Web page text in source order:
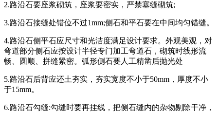
2.路沿石要座浆砌筑，座浆要密实，严禁塞缝砌筑;
3.路沿石接缝处错位不过1mm;侧石和平石要在中间均匀错缝。
4.路沿石侧平石应尺寸和光洁度满足设计要求。外观美观，对
弯道部分侧石应按设计半径专门加工弯道石，砌筑时线形流
畅、圆顺、拼缝紧密。弧形侧石要人工精凿后抛光处
5.路沿石后背应还土夯实，夯实宽度不小于50mm，厚度不小
于15mm。
6.路沿石勾缝:勾缝时要再挂线，把侧石缝内的杂物剔除干净，